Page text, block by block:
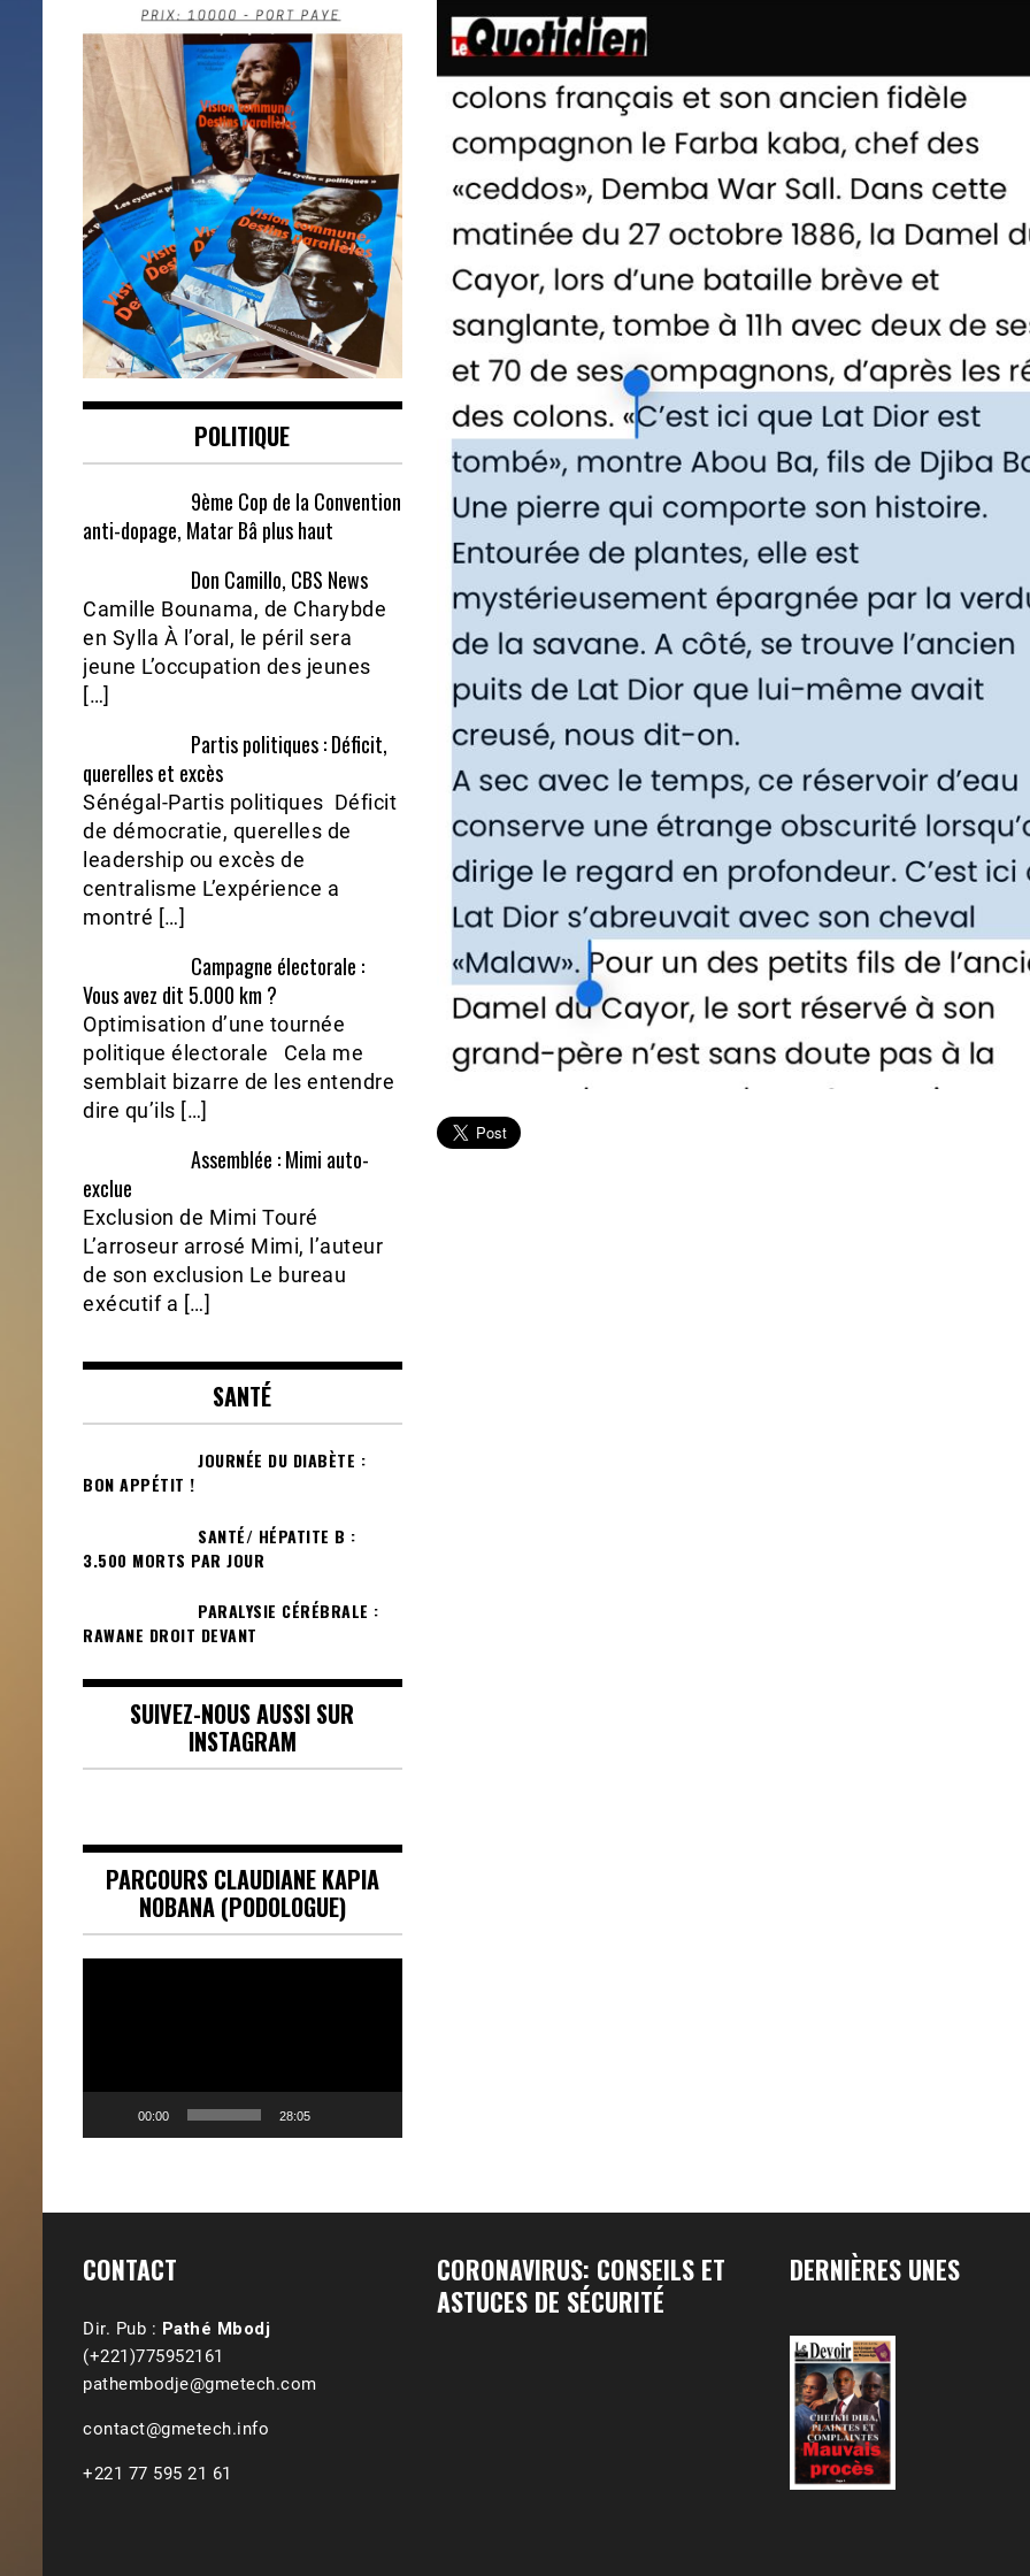
POLITIQUE
9ème Cop de la Convention
anti-dopage, Matar Bâ plus haut
Don Camillo, CBS News
Camille Bounama, de Charybde
en Sylla À l’oral, le péril sera
jeune L’occupation des jeunes
[…]
Partis politiques : Déficit,
querelles et excès
Sénégal-Partis politiques Déficit
de démocratie, querelles de
leadership ou excès de
centralisme L’expérience a
montré […]
Campagne électorale :
Vous avez dit 5.000 km ?
Optimisation d’une tournée
politique électorale Cela me
semblait bizarre de les entendre
dire qu’ils […]
Assemblée : Mimi auto-
exclue
Exclusion de Mimi Touré
L’arroseur arrosé Mimi, l’auteur
de son exclusion Le bureau
exécutif a […]
SANTÉ
JOURNÉE DU DIABÈTE :
BON APPÉTIT !
SANTÉ/ HÉPATITE B :
3.500 MORTS PAR JOUR
PARALYSIE CÉRÉBRALE :
RAWANE DROIT DEVANT
SUIVEZ-NOUS AUSSI SUR
INSTAGRAM
PARCOURS CLAUDIANE KAPIA
NOBANA (PODOLOGUE)
00:00 28:05
CONTACT
Dir. Pub : Pathé Mbodj
(+221)775952161
pathembodje@gmetech.com
contact@gmetech.info
+221 77 595 21 61
CORONAVIRUS: CONSEILS ET
ASTUCES DE SÉCURITÉ
DERNIÈRES UNES